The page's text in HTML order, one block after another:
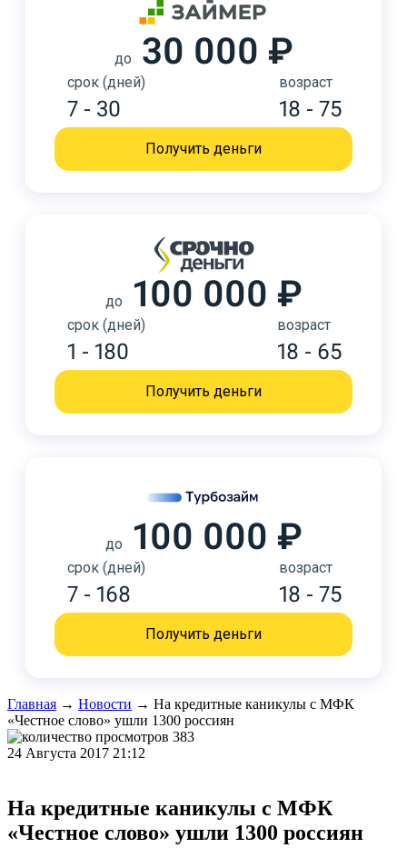
до 30 000 ₽
срок (дней)
7 - 30
возраст
18 - 75
Получить деньги
до 100 000 ₽
срок (дней)
1 - 180
возраст
18 - 65
Получить деньги
до 100 000 ₽
срок (дней)
7 - 168
возраст
18 - 75
Получить деньги
Главная → Новости → На кредитные каникулы с МФК
«Честное слово» ушли 1300 россиян
383
24 Августа 2017 21:12
На кредитные каникулы с МФК
«Честное слово» ушли 1300 россиян